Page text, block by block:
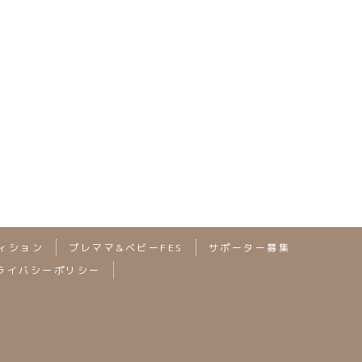
ション プレママ&ベビーFES
サポーター募集
イバシーポリシー